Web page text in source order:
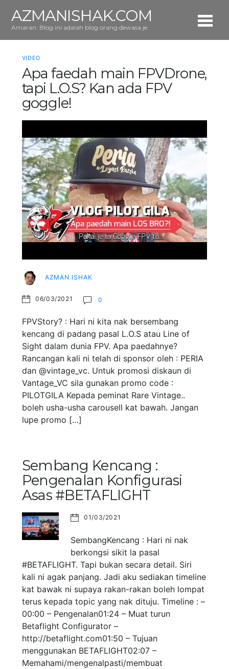
AZMANISHAK.COM
Amaran: Blog ini adalah blog orang dewasa je.
VIDEO
Apa faedah main FPVDrone,
tapi L.O.S? Kan ada FPV
goggle!
AZMAN ISHAK
06/03/2021 0
FPVStory? : Hari ni kita nak bersembang
kencang di padang pasal L.O.S atau Line of
Sight dalam dunia FPV. Apa paedahnye?
Rancangan kali ni telah di sponsor oleh : PERIA
dan @vintage_vc. Untuk promosi diskaun di
Vantage_VC sila gunakan promo code :
PILOTGILA Kepada peminat Rare Vintage..
boleh usha-usha carousell kat bawah. Jangan
lupe promo […]
Sembang Kencang :
Pengenalan Konfigurasi
Asas #BETAFLIGHT
01/03/2021
SembangKencang : Hari ni nak
berkongsi sikit la pasal
#BETAFLIGHT. Tapi bukan secara detail. Siri
kali ni agak panjang. Jadi aku sediakan timeline
kat bawak ni supaya rakan-rakan boleh lompat
terus kepada topic yang nak dituju. Timeline : –
00:00 – Pengenalan01:24 – Muat turun
Betaflight Configurator –
http://betaflight.com01:50 – Tujuan
menggunakan BETAFLIGHT02:07 –
Memahami/mengenalpasti/membuat